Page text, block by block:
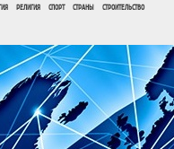
РЕЛИГИЯ СПОРТ СТРАНЫ СТРОИТЕЛЬСТВО